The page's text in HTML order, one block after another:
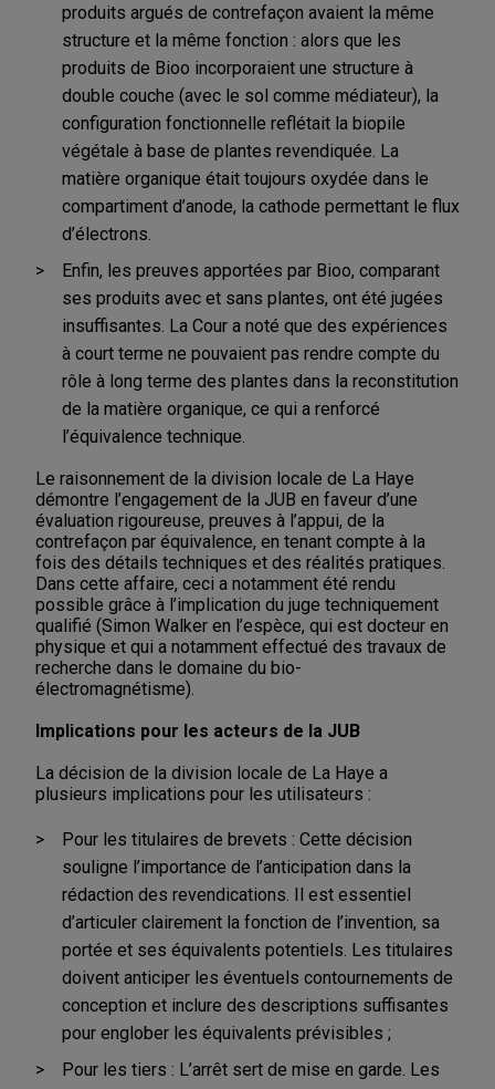
produits argués de contrefaçon avaient la même
structure et la même fonction : alors que les
produits de Bioo incorporaient une structure à
double couche (avec le sol comme médiateur), la
configuration fonctionnelle reflétait la biopile
végétale à base de plantes revendiquée. La
matière organique était toujours oxydée dans le
compartiment d’anode, la cathode permettant le flux
d’électrons.
Enfin, les preuves apportées par Bioo, comparant
ses produits avec et sans plantes, ont été jugées
insuffisantes. La Cour a noté que des expériences
à court terme ne pouvaient pas rendre compte du
rôle à long terme des plantes dans la reconstitution
de la matière organique, ce qui a renforcé
l’équivalence technique.
Le raisonnement de la division locale de La Haye
démontre l’engagement de la JUB en faveur d’une
évaluation rigoureuse, preuves à l’appui, de la
contrefaçon par équivalence, en tenant compte à la
fois des détails techniques et des réalités pratiques.
Dans cette affaire, ceci a notamment été rendu
possible grâce à l’implication du juge techniquement
qualifié (Simon Walker en l’espèce, qui est docteur en
physique et qui a notamment effectué des travaux de
recherche dans le domaine du bio-
électromagnétisme).
Implications pour les acteurs de la JUB
La décision de la division locale de La Haye a
plusieurs implications pour les utilisateurs :
Pour les titulaires de brevets : Cette décision
souligne l’importance de l’anticipation dans la
rédaction des revendications. Il est essentiel
d’articuler clairement la fonction de l’invention, sa
portée et ses équivalents potentiels. Les titulaires
doivent anticiper les éventuels contournements de
conception et inclure des descriptions suffisantes
pour englober les équivalents prévisibles ;
Pour les tiers : L’arrêt sert de mise en garde. Les